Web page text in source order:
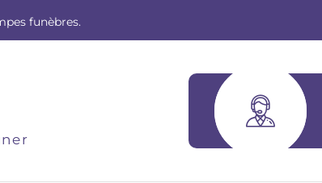
funèbres.